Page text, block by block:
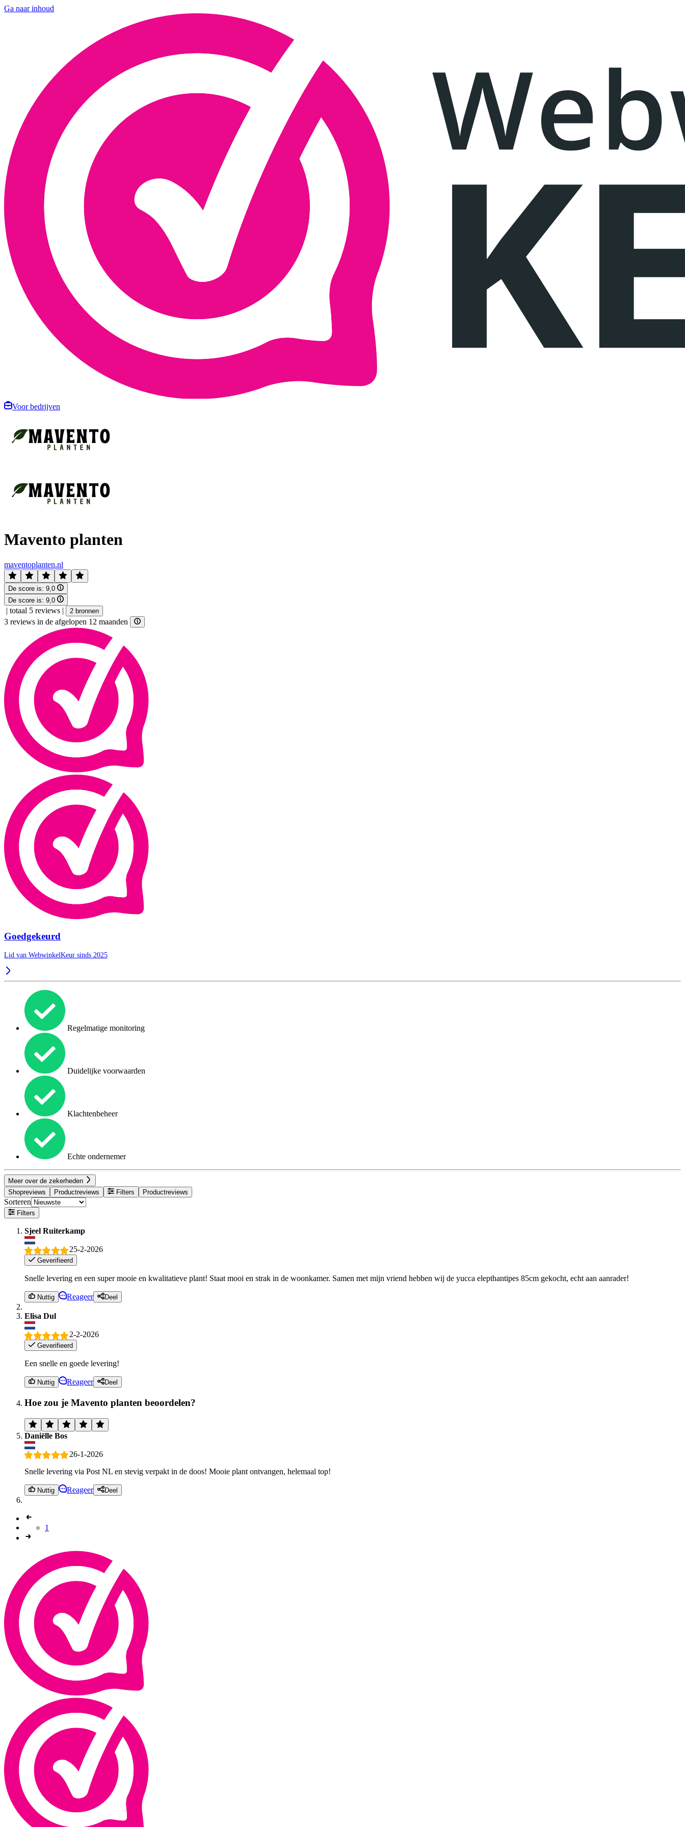
Ga naar inhoud
Voor bedrijven
Mavento planten
maventoplanten.nl
De score is: 9,0
De score is: 9,0
| totaal 5 reviews | 2 bronnen
3 reviews in de afgelopen 12 maanden
Goedgekeurd
Lid van WebwinkelKeur sinds 2025
Regelmatige monitoring
Duidelijke voorwaarden
Klachtenbeheer
Echte ondernemer
Meer over de zekerheden
Shopreviews
Productreviews Filters Productreviews
Sorteren
Filters
Sjeel Ruiterkamp
25-2-2026
Geverifieerd
Snelle levering en een super mooie en kwalitatieve plant! Staat mooi en strak in de woonkamer. Samen met mijn vriend hebben wij de yucca elepthantipes 85cm gekocht, echt aan aanrader!
Nuttig Reageer Deel
Elisa Dul
2-2-2026
Geverifieerd
Een snelle en goede levering!
Nuttig Reageer Deel
Hoe zou je Mavento planten beoordelen?
Daniëlle Bos
26-1-2026
Snelle levering via Post NL en stevig verpakt in de doos! Mooie plant ontvangen, helemaal top!
Nuttig Reageer Deel
1